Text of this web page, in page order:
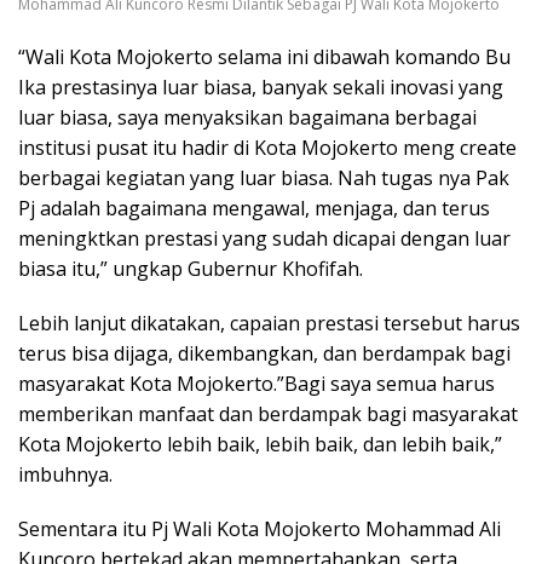
“Wali Kota Mojokerto selama ini dibawah komando Bu
Ika prestasinya luar biasa, banyak sekali inovasi yang
luar biasa, saya menyaksikan bagaimana berbagai
institusi pusat itu hadir di Kota Mojokerto meng create
berbagai kegiatan yang luar biasa. Nah tugas nya Pak
Pj adalah bagaimana mengawal, menjaga, dan terus
meningktkan prestasi yang sudah dicapai dengan luar
biasa itu,” ungkap Gubernur Khofifah.
Lebih lanjut dikatakan, capaian prestasi tersebut harus
terus bisa dijaga, dikembangkan, dan berdampak bagi
masyarakat Kota Mojokerto.”Bagi saya semua harus
memberikan manfaat dan berdampak bagi masyarakat
Kota Mojokerto lebih baik, lebih baik, dan lebih baik,”
imbuhnya.
Sementara itu Pj Wali Kota Mojokerto Mohammad Ali